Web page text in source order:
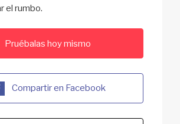
el rumbo.
Pruébalas hoy mismo
Compartir en Facebook